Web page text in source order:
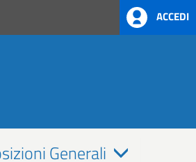
ACCEDI
Generali